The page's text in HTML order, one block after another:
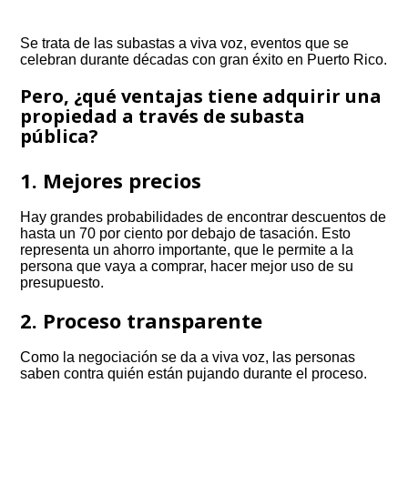
Se trata de las subastas a viva voz, eventos que se
celebran durante décadas con gran éxito en Puerto Rico.
Pero, ¿qué ventajas tiene adquirir una
propiedad a través de subasta
pública?
1. Mejores precios
Hay grandes probabilidades de encontrar descuentos de
hasta un 70 por ciento por debajo de tasación. Esto
representa un ahorro importante, que le permite a la
persona que vaya a comprar, hacer mejor uso de su
presupuesto.
2. Proceso transparente
Como la negociación se da a viva voz, las personas
saben contra quién están pujando durante el proceso.